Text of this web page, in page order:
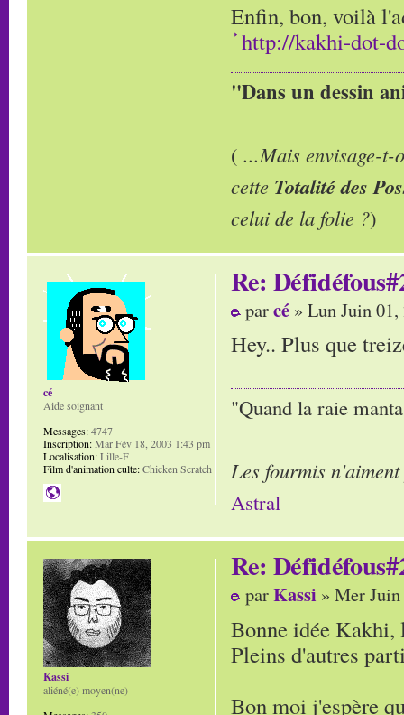
Enfin, bon, voilà
http://kakhi-dot-
"Dans un dessin
( ...Mais envisage-t-
cette Totalité des
celui de la folie ?)
Re:
parcé » Lun Juin
Hey.. Plus que
"Quand la raie
Les fourmis
Astral
cé
Aide soignant
Messages:4747
Inscription:Mar Fév 18, 2003 1:43 pm
Localisation:Lille-F
Film d'animation culte:Chicken Scratch
Re:
parKassi » Mer
Bonne idée Kakhi,
Pleins d'autres
Bon moi j'espère
Kassi
aliéné(e) moyen(ne)